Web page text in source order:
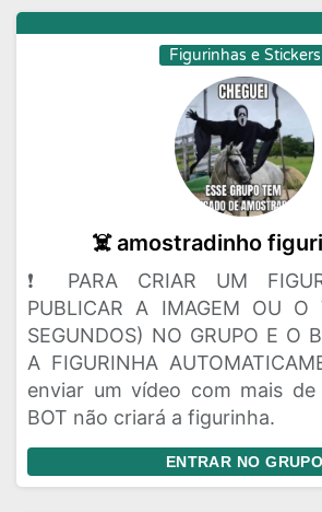
Figurinhas e Stickers
☠️ amostradinho
❗ PARA CRIAR UM
PUBLICAR A IMAGEM OU O
SEGUNDOS) NO GRUPO E O
A FIGURINHA
enviar um vídeo com mais
BOT não criará a figurinha.
ENTRAR NO GRUPO